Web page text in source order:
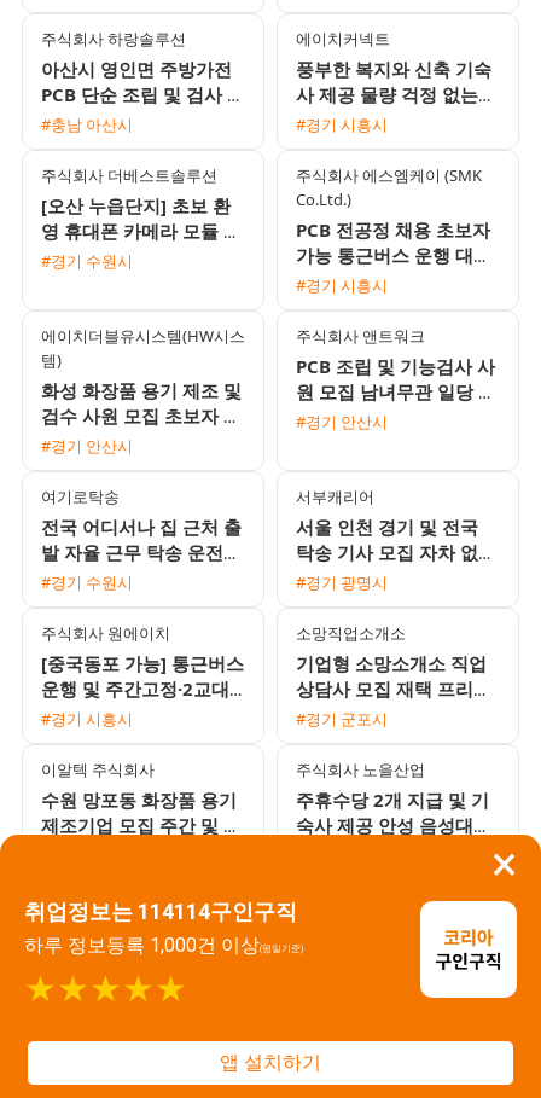
×
취업정보는 114114구인구직
하루 정보등록 1,000건 이상(평일기준)
★★★★★
앱 설치하기
주식회사 하랑솔루션
아산시 영인면 주방가전
PCB 단순 조립 및 검사 채
용 자차필수
#충남 아산시
에이치커넥트
풍부한 복지와 신축 기숙
사 제공 물량 걱정 없는
전자부품 생산직 모집
#경기 시흥시
주식회사 더베스트솔루션
[오산 누읍단지] 초보 환
영 휴대폰 카메라 모듈 생
산 직원 모집 (일급/주급/
#경기 수원시
주식회사 에스엠케이 (SMK
Co.Ltd.)
PCB 전공정 채용 초보자
가능 통근버스 운행 대기
업 1차 협력사
#경기 시흥시
에이치더블유시스템(HW시스
템)
화성 화장품 용기 제조 및
검수 사원 모집 초보자 환
영 및 풍부한 수당 혜택
#경기 안산시
주식회사 앤트워크
PCB 조립 및 기능검사 사
원 모집 남녀무관 일당 주
급 가능
#경기 안산시
여기로탁송
전국 어디서나 집 근처 출
발 자율 근무 탁송 운전기
사 모집 초보 및 외국인
#경기 수원시
서부캐리어
서울 인천 경기 및 전국
탁송 기사 모집 자차 없이
도 가능한 안정적인 배차
#경기 광명시
주식회사 원에이치
[중국동포 가능] 통근버스
운행 및 주간고정·2교대
맞춤 일자리 채용
#경기 시흥시
소망직업소개소
기업형 소망소개소 직업
상담사 모집 재택 프리랜
서 가능
#경기 군포시
이알텍 주식회사
수원 망포동 화장품 용기
제조기업 모집 주간 및 2
주식회사 노을산업
주휴수당 2개 지급 및 기
숙사 제공 안성 음성대소
주식회사 바른플러스
화성 자동차 부품 터보차
저 조립 사원 모집 사외기
숙사 가능 자차 필수
#경기 화성시
아산 영인면 기아 자동차
부품 생산팀 성실한 직원
(주)다원
[화성 향남] (주)다원 자동
주식회사 에이비스
동탄 영천동 자동차 부품